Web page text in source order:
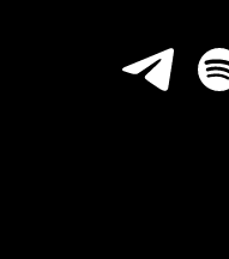
Telegram